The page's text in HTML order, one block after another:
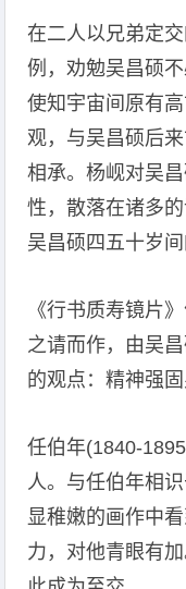
在二人以兄弟定
例，劝勉吴昌硕
使知宇宙间原有
观，与吴昌硕后
相承。杨岘对吴
性，散落在诸多
吴昌硕四五十岁
《行书质寿镜片
之请而作，由吴
的观点：精神强
任伯年(1840-
人。与任伯年相
显稚嫩的画作中
力，对他青眼有